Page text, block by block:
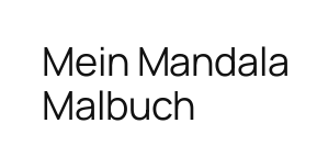
Mein Mandala
Malbuch